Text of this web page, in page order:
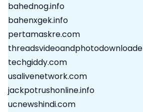
bahednog.info
bahenxgek.info
pertamaskre.com
techgiddy.com
usalivenetwork.com
jackpotrushonline.info
ucnewshindi.com